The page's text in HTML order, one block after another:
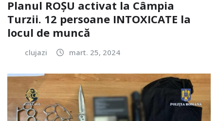
Planul ROȘU activat la Câmpia
Turzii. 12 persoane INTOXICATE la
locul de muncă
clujazi mart. 25, 2024